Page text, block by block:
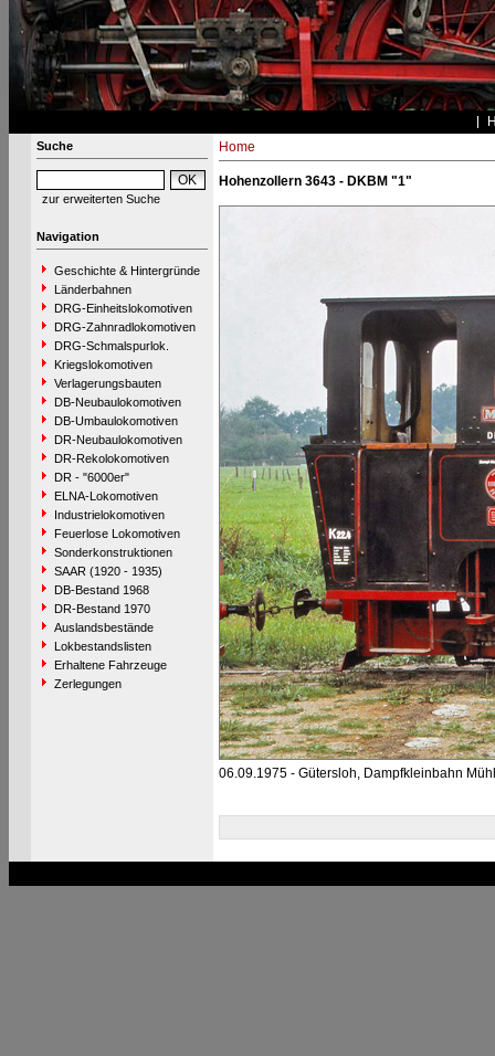
Suche
zur erweiterten Suche
Navigation
Geschichte & Hintergründe
Länderbahnen
DRG-Einheitslokomotiven
DRG-Zahnradlokomotiven
DRG-Schmalspurlok.
Kriegslokomotiven
Verlagerungsbauten
DB-Neubaulokomotiven
DB-Umbaulokomotiven
DR-Neubaulokomotiven
DR-Rekolokomotiven
DR - "6000er"
ELNA-Lokomotiven
Industrielokomotiven
Feuerlose Lokomotiven
Sonderkonstruktionen
SAAR (1920 - 1935)
DB-Bestand 1968
DR-Bestand 1970
Auslandsbestände
Lokbestandslisten
Erhaltene Fahrzeuge
Zerlegungen
Home
Hohenzollern 3643 - DKBM "1"
06.09.1975 - Gütersloh, Dampfkleinbahn